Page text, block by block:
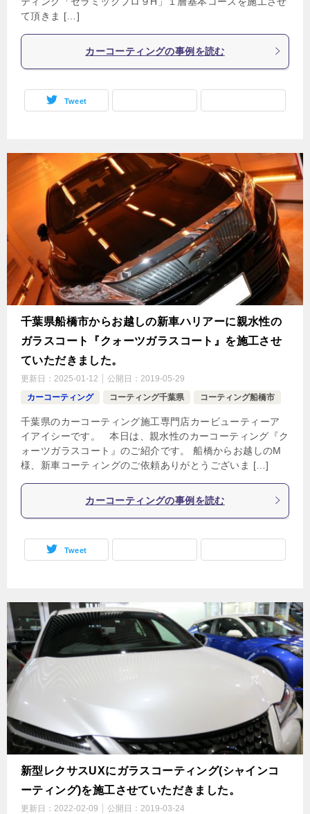
て頂きま […]
カーコーティングの事例を読む
Tweet
千葉県船橋市からお越しの新車ハリアーに親水性の
ガラスコート『クォーツガラスコート』を施工させ
ていただきました。
更新日： 2025-01-12 公開日： 2019-05-29
カーコーティング
コーティング千葉県 コーティング船橋市
千葉県のカーコーティング施工専門店カービューティーア
イアイシーです。 本日は、親水性のカーコーティング『ク
ォーツガラスコート』のご紹介です。 船橋からお越しのM
様、新車コーティングのご依頼ありがとうございま […]
カーコーティングの事例を読む
Tweet
新型レクサスUXにガラスコーティング(シャインコ
ーティング)を施工させていただきました。
更新日： 2022-02-09 公開日： 2019-03-24